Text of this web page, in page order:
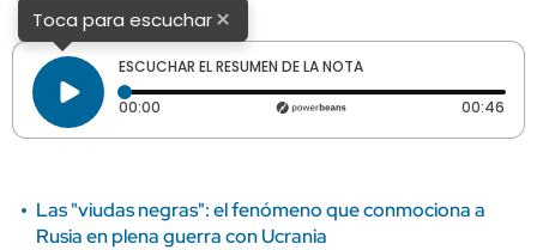
Toca para escuchar×
ESCUCHAR EL RESUMEN DE LA NOTA
00:00 Tiempo transcurrido: 0 segundos 00:46
Las "viudas negras": el fenómeno que conmociona a
Rusia en plena guerra con Ucrania